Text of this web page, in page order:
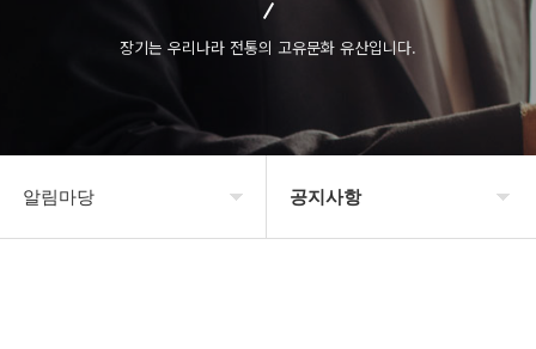
장기는 우리나라 전통의 고유문화 유산입니다.
알림마당 공지사항